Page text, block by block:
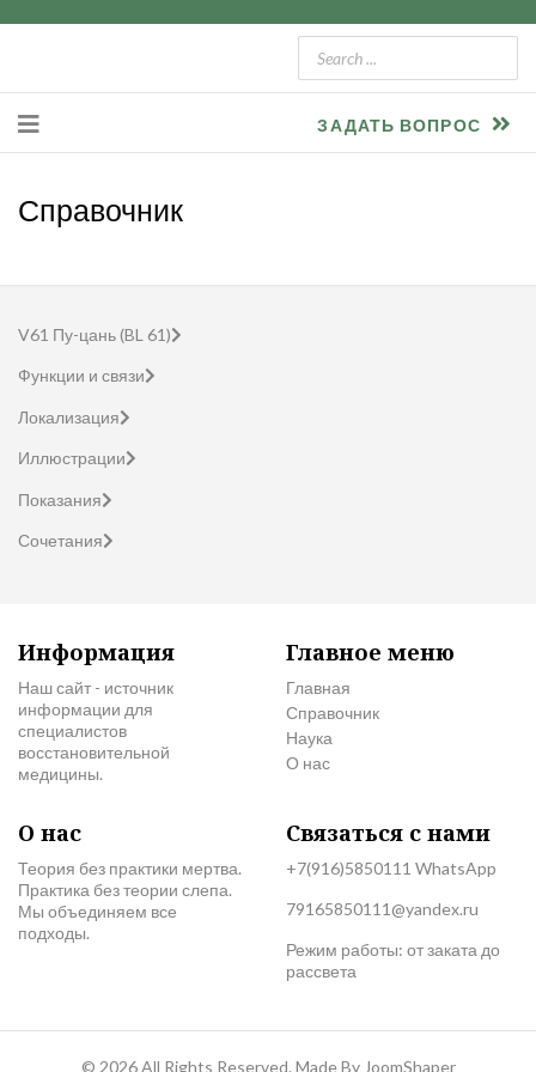
ЗАДАТЬ ВОПРОС
Справочник
V61 Пу-цань (BL 61)
Функции и связи
Локализация
Иллюстрации
Показания
Сочетания
Информация
Наш сайт - источник
информации для
специалистов
восстановительной
медицины.
Главное меню
Главная
Справочник
Наука
О нас
О нас
Теория без практики мертва.
Практика без теории слепа.
Мы объединяем все
подходы.
Связаться с нами
+7(916)5850111 WhatsApp
79165850111@yandex.ru
Режим работы: от заката до
рассвета
© 2026 All Rights Reserved. Made By JoomShaper